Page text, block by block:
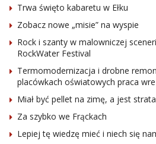
Trwa święto kabaretu w Ełku
Zobacz nowe „misie” na wyspie
Rock i szanty w malowniczej
RockWater Festival
Termomodernizacja i drobne
placówkach oświatowych praca wre
Miał być pellet na zimę, a jest
Za szybko we Frąckach
Lepiej tę wiedzę mieć i niech się